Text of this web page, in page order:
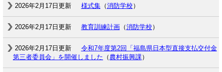
2026年2月17日更新 様式集（消防学校 ）
2026年2月17日更新 教育訓練計画（消防学校 ）
2026年2月17日更新
令和7年度第2回「福島県日本型直接支払交付金
第三者委員会」を開催しました （ 農村振興課）